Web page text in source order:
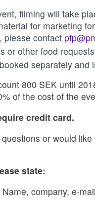
filming will take
for marketing
please contact
or other food
separately
800 SEK until
of the cost of the
credit card.
or would
state:
company, e-mail